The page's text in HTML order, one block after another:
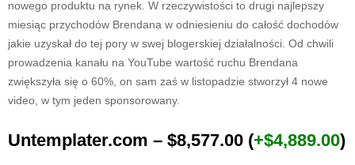
nowego produktu na rynek. W rzeczywistości to drugi najlepszy
miesiąc przychodów Brendana w odniesieniu do całość dochodów
jakie uzyskał do tej pory w swej blogerskiej działalności. Od chwili
prowadzenia kanału na YouTube wartość ruchu Brendana
zwiększyła się o 60%, on sam zaś w listopadzie stworzył 4 nowe
video, w tym jeden sponsorowany.
Untemplater.com – $8,577.00 (+$4,889.00)